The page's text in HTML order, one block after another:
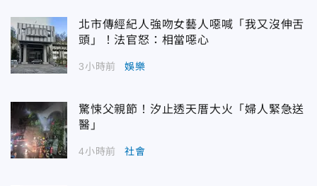
北市傳經紀人強吻女藝人噁喊「我又沒伸舌
頭」！法官怒：相當噁心
3小時前 娛樂
驚悚父親節！汐止透天厝大火「婦人緊急送
醫」
4小時前 社會